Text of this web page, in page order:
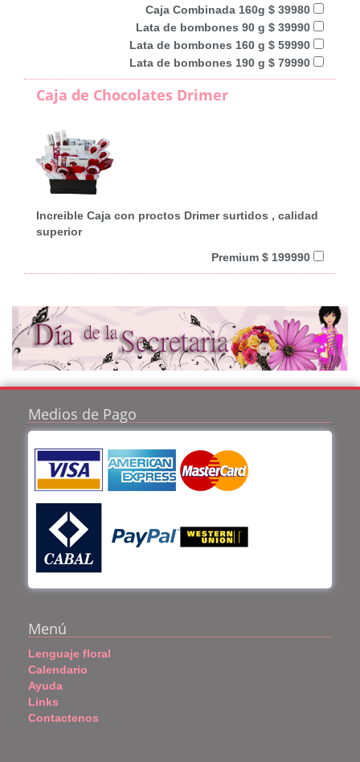
Caja Combinada 160g $ 39980
Lata de bombones 90 g $ 39990
Lata de bombones 160 g $ 59990
Lata de bombones 190 g $ 79990
Caja de Chocolates Drimer
Increible Caja con proctos Drimer surtidos , calidad
superior
Premium $ 199990
Medios de Pago
Menú
Lenguaje floral
Calendario
Ayuda
Links
Contactenos